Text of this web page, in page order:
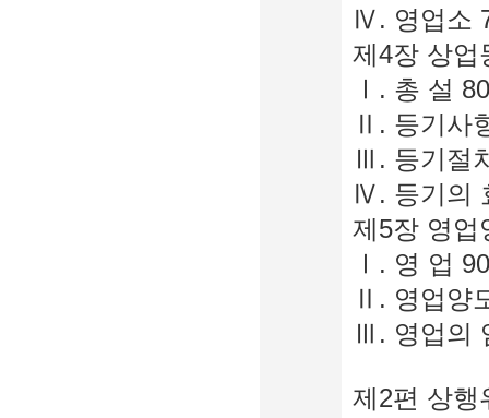
Ⅳ. 영업소
제4장 상업
Ⅰ. 총 설 80
Ⅱ. 등기사
Ⅲ. 등기절
Ⅳ. 등기의
제5장 영업
Ⅰ. 영 업 90
Ⅱ. 영업양
Ⅲ. 영업의
제2편 상행